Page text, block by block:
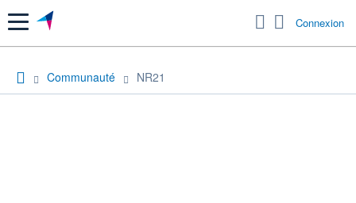
Menu Connexion
Communauté NR21